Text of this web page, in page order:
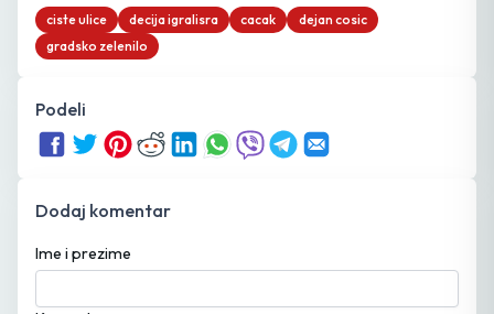
ciste ulice decija igralisra cacak
dejan cosic
gradsko zelenilo
Podeli
Dodaj komentar
Ime i prezime